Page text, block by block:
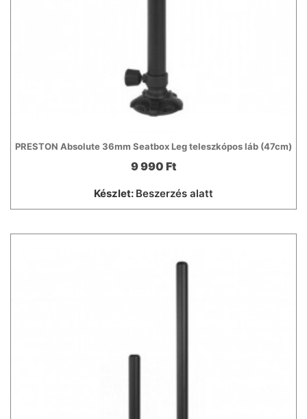
PRESTON Absolute 36mm Seatbox Leg teleszkópos láb (47cm)
9 990 Ft
Készlet: Beszerzés alatt